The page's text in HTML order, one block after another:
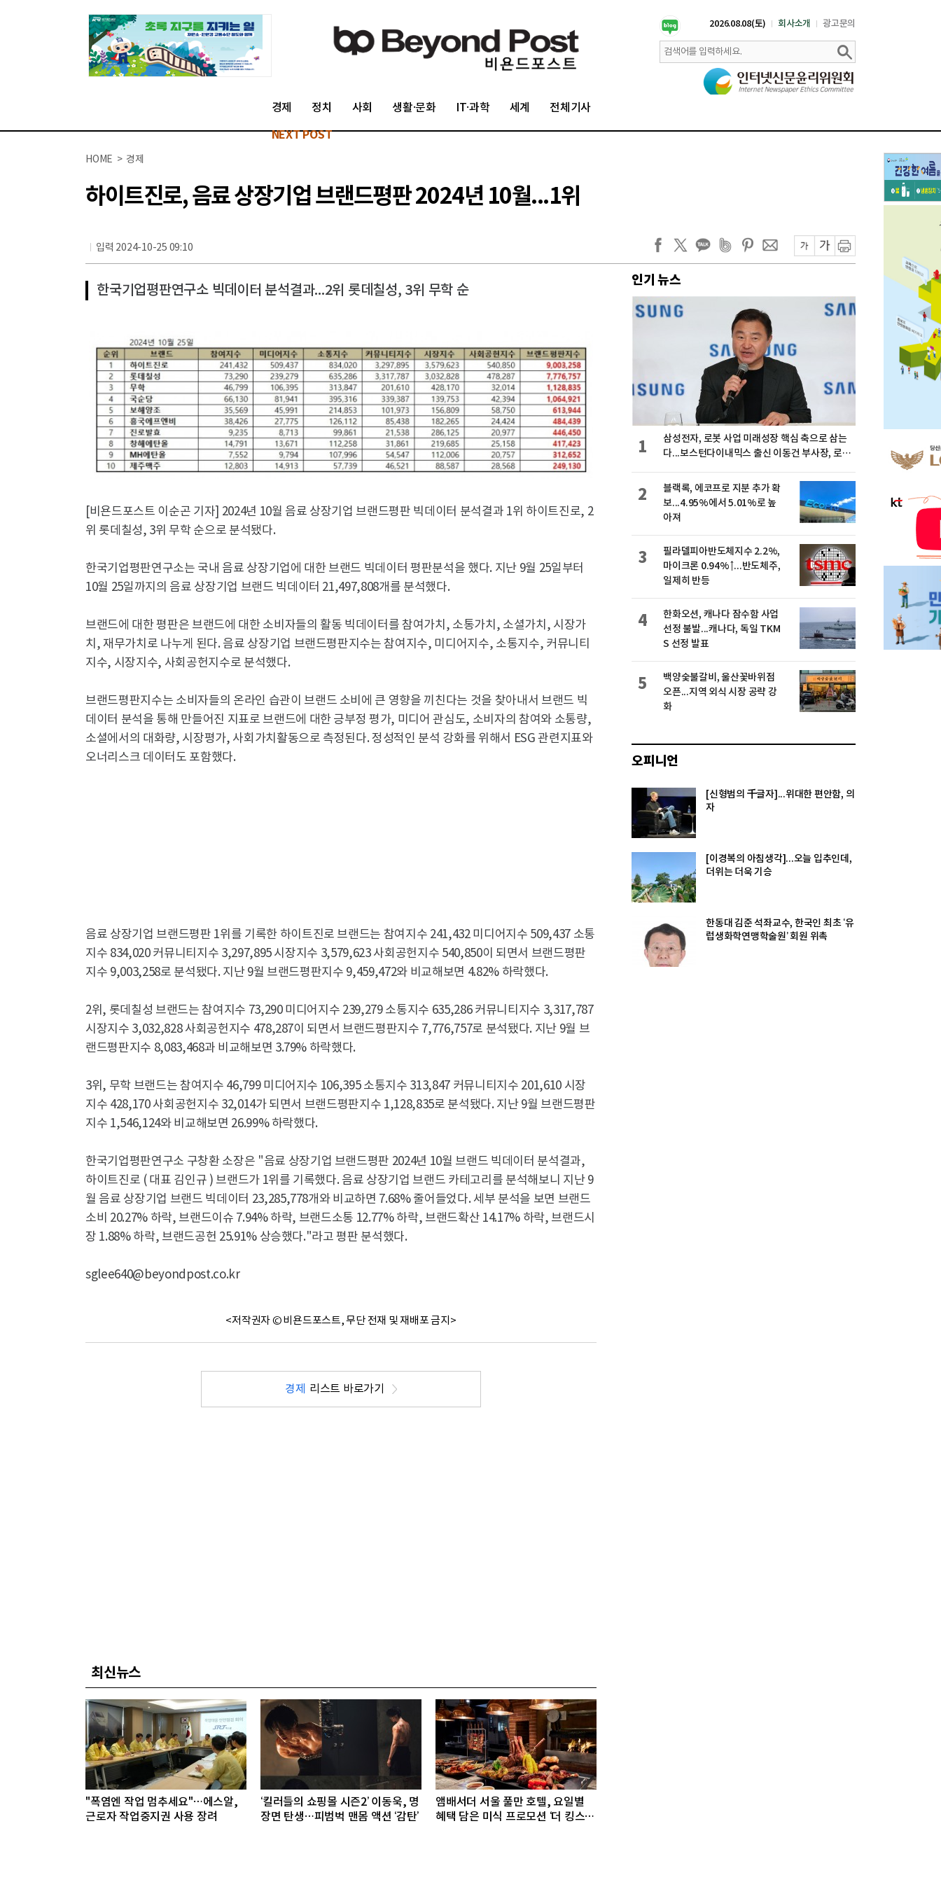
2026.08.08(토) 회사소개 광고문의
경제 정치 사회 생활·문화 IT·과학 세계 전체기사
NEXT POST
HOME > 경제
하이트진로, 음료 상장기업 브랜드평판 2024년 10월...1위
입력 2024-10-25 09:10
한국기업평판연구소 빅데이터 분석결과...2위 롯데칠성, 3위 무학 순
[비욘드포스트 이순곤 기자] 2024년 10월 음료 상장기업 브랜드평판 빅데이터 분석결과 1위 하이트진로, 2
위 롯데칠성, 3위 무학 순으로 분석됐다.
한국기업평판연구소는 국내 음료 상장기업에 대한 브랜드 빅데이터 평판분석을 했다. 지난 9월 25일부터
10월 25일까지의 음료 상장기업 브랜드 빅데이터 21,497,808개를 분석했다.
브랜드에 대한 평판은 브랜드에 대한 소비자들의 활동 빅데이터를 참여가치, 소통가치, 소셜가치, 시장가
치, 재무가치로 나누게 된다. 음료 상장기업 브랜드평판지수는 참여지수, 미디어지수, 소통지수, 커뮤니티
지수, 시장지수, 사회공헌지수로 분석했다.
브랜드평판지수는 소비자들의 온라인 습관이 브랜드 소비에 큰 영향을 끼친다는 것을 찾아내서 브랜드 빅
데이터 분석을 통해 만들어진 지표로 브랜드에 대한 긍부정 평가, 미디어 관심도, 소비자의 참여와 소통량,
소셜에서의 대화량, 시장평가, 사회가치활동으로 측정된다. 정성적인 분석 강화를 위해서 ESG 관련지표와
오너리스크 데이터도 포함했다.
음료 상장기업 브랜드평판 ​1위를 기록한 하이트진로 브랜드는 참여지수 241,432 미디어지수 509,437 소통
지수 834,020 커뮤니티지수 3,297,895 시장지수 3,579,623 사회공헌지수 540,850이 되면서 브랜드평판
지수 9,003,258로 분석됐다. 지난 9월 브랜드평판지수 9,459,472와 비교해보면 4.82% 하락했다.​
2위, 롯데칠성 브랜드는 참여지수 73,290 미디어지수 239,279 소통지수 635,286 커뮤니티지수 3,317,787
시장지수 3,032,828 사회공헌지수 478,287이 되면서 브랜드평판지수 7,776,757로 분석됐다. 지난 9월 브
랜드평판지수 8,083,468과 비교해보면 3.79% 하락했다.​
3위, 무학 브랜드는 참여지수 46,799 미디어지수 106,395 소통지수 313,847 커뮤니티지수 201,610 시장
지수 428,170 사회공헌지수 32,014가 되면서 브랜드평판지수 1,128,835로 분석됐다. 지난 9월 브랜드평판
지수 1,546,124와 비교해보면 26.99% 하락했다.​
한국기업평판연구소 구창환 소장은 "음료 상장기업 브랜드평판 2024년 10월 브랜드 빅데이터 분석결과,
하이트진로 ( 대표 김인규 ) 브랜드가 1위를 기록했다. 음료 상장기업 브랜드 카테고리를 분석해보니 지난 9
월 음료 상장기업 브랜드 빅데이터 23,285,778개와 비교하면 7.68% 줄어들었다. 세부 분석을 보면 브랜드
소비 20.27% 하락, 브랜드이슈 7.94% 하락, 브랜드소통 12.77% 하락, 브랜드확산 14.17% 하락, 브랜드시
장 1.88% 하락, 브랜드공헌 25.91% 상승했다."라고 평판 분석했다.
sglee640@beyondpost.co.kr
<저작권자 © 비욘드포스트, 무단 전재 및 재배포 금지>
경제 리스트 바로가기
최신뉴스
"폭염엔 작업 멈추세요"…에스알,
근로자 작업중지권 사용 장려
‘킬러들의 쇼핑몰 시즌2’ 이동욱, 명
장면 탄생…피범벅 맨몸 액션 ‘감탄’
앰배서더 서울 풀만 호텔, 요일별
혜택 담은 미식 프로모션 ‘더 킹스 :
인기 뉴스
삼성전자, 로봇 사업 미래성장 핵심 축으로 삼는
다...보스턴다이내믹스 출신 이동건 부사장, 로보
1
블랙록, 에코프로 지분 추가 확
보...4.95%에서 5.01%로 높
아져
2
필라델피아반도체지수 2.2%,
마이크론 0.94%↑...반도체주,
일제히 반등
3
한화오션, 캐나다 잠수함 사업
선정 불발...캐나다, 독일 TKM
S 선정 발표
4
백양숯불갈비, 울산꽃바위점
오픈...지역 외식 시장 공략 강
화
5
오피니언
[신형범의 千글자]...위대한 편안함, 의
자
[이경복의 아침생각]...오늘 입추인데,
더위는 더욱 기승
한동대 김준 석좌교수, 한국인 최초 ‘유
럽생화학연맹학술원’ 회원 위촉